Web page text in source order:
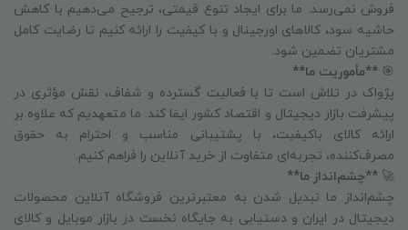
فروش نمی‌رسد. ما برای ایجاد تنوع قیمتی، ترجیح می‌دهیم با کاهش
حاشیه سود، کالاهای اورجینال و با کیفیت را ارائه کنیم تا رضایت کامل
مشتریان تضمین شود.
🎯 **مأموریت ما**
پژواک در تلاش است تا با فعالیت گسترده و شفاف، نقش مؤثری در
پیشرفت بازار دیجیتال و اقتصاد کشور ایفا کند. ما متعهدیم که علاوه بر
ارائه کالای باکیفیت، با پشتیبانی مناسب و احترام به حقوق
مصرف‌کننده، تجربه‌ای متفاوت از خرید آنلاین را فراهم کنیم.
🚀 **چشم‌انداز ما**
چشم‌انداز ما تبدیل شدن به معتبرترین فروشگاه آنلاین محصولات
دیجیتال در ایران و دستیابی به جایگاه نخست در بازار موبایل و کالای